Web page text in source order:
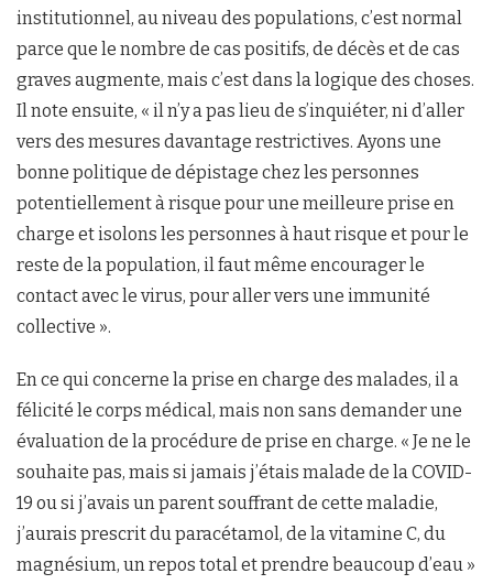
institutionnel, au niveau des populations, c’est normal
parce que le nombre de cas positifs, de décès et de cas
graves augmente, mais c’est dans la logique des choses.
Il note ensuite, « il n’y a pas lieu de s’inquiéter, ni d’aller
vers des mesures davantage restrictives. Ayons une
bonne politique de dépistage chez les personnes
potentiellement à risque pour une meilleure prise en
charge et isolons les personnes à haut risque et pour le
reste de la population, il faut même encourager le
contact avec le virus, pour aller vers une immunité
collective ».
En ce qui concerne la prise en charge des malades, il a
félicité le corps médical, mais non sans demander une
évaluation de la procédure de prise en charge. « Je ne le
souhaite pas, mais si jamais j’étais malade de la COVID-
19 ou si j’avais un parent souffrant de cette maladie,
j’aurais prescrit du paracétamol, de la vitamine C, du
magnésium, un repos total et prendre beaucoup d’eau »